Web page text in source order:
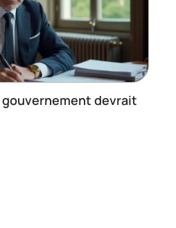
gouvernement devrait